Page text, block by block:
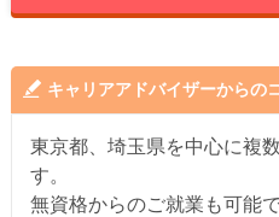
キャリアアドバイザーからの
東京都、埼玉県を中心に複
す。
無資格からのご就業も可能